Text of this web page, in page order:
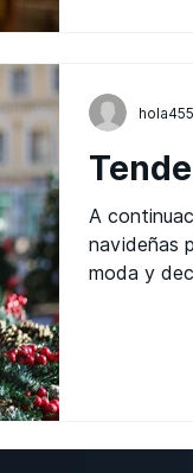
A
navideñas
moda y